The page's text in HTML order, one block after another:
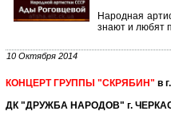
Народная
знают и любят
10 Октября 2014
КОНЦЕРТ ГРУППЫ "СКРЯБИН" в
ДК "ДРУЖБА НАРОДОВ" г.